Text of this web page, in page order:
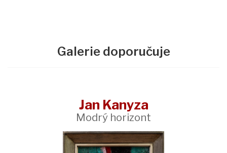
Galerie doporučuje
Jan Kanyza
Modrý horizont